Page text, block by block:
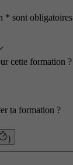
* sont obligatoires
cette formation ?
ta formation ?
)